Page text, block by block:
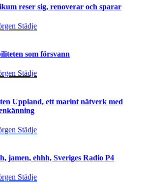
reser sig, renoverar och sparar
Städje
som försvann
Städje
Uppland, ett marint nätverk med
Städje
jamen, ehhh, Sveriges Radio P4
Städje